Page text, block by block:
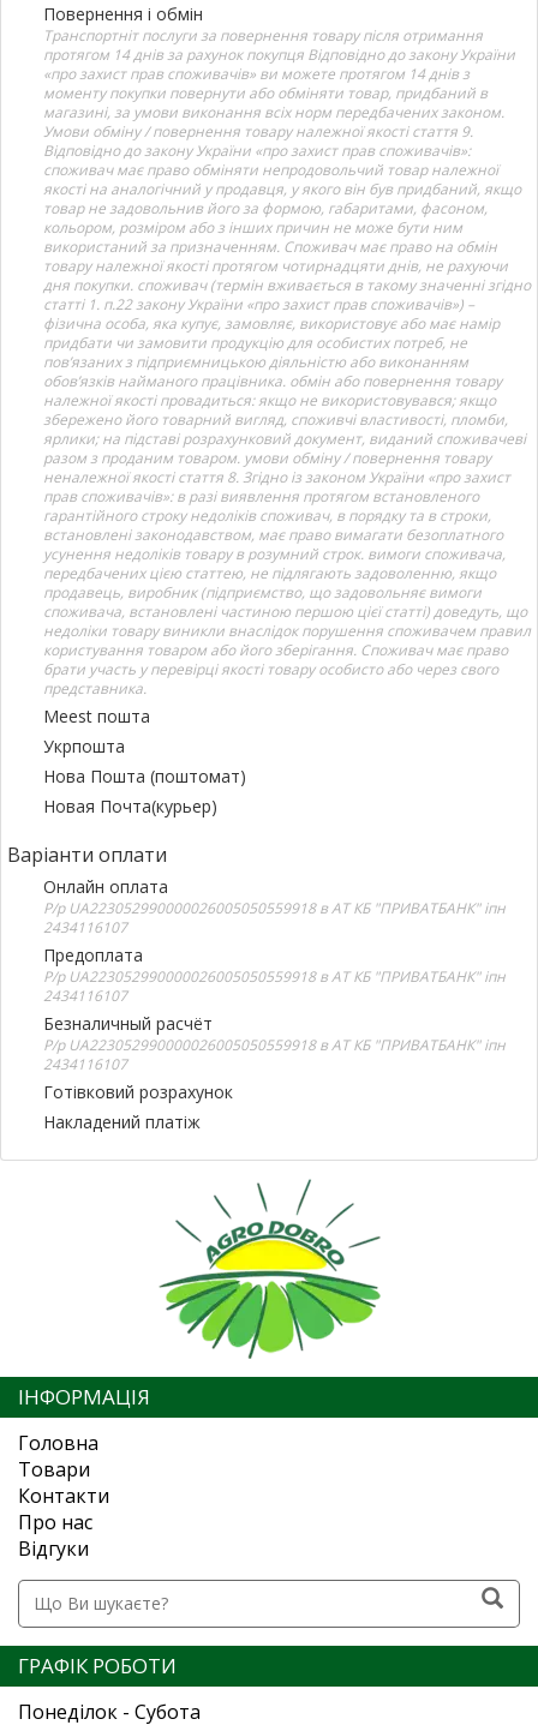
Повернення і обмін
Транспортніт послуги за повернення товару після отримання
протягом 14 днів за рахунок покупця Відповідно до закону України
«про захист прав споживачів» ви можете протягом 14 днів з
моменту покупки повернути або обміняти товар, придбаний в
магазині, за умови виконання всіх норм передбачених законом.
Умови обміну / повернення товару належної якості стаття 9.
Відповідно до закону України «про захист прав споживачів»:
споживач має право обміняти непродовольчий товар належної
якості на аналогічний у продавця, у якого він був придбаний, якщо
товар не задовольнив його за формою, габаритами, фасоном,
кольором, розміром або з інших причин не може бути ним
використаний за призначенням. Споживач має право на обмін
товару належної якості протягом чотирнадцяти днів, не рахуючи
дня покупки. споживач (термін вживається в такому значенні згідно
статті 1. п.22 закону України «про захист прав споживачів») –
фізична особа, яка купує, замовляє, використовує або має намір
придбати чи замовити продукцію для особистих потреб, не
пов’язаних з підприємницькою діяльністю або виконанням
обов’язків найманого працівника. обмін або повернення товару
належної якості провадиться: якщо не використовувався; якщо
збережено його товарний вигляд, споживчі властивості, пломби,
ярлики; на підставі розрахунковий документ, виданий споживачеві
разом з проданим товаром. умови обміну / повернення товару
неналежної якості стаття 8. Згідно із законом України «про захист
прав споживачів»: в разі виявлення протягом встановленого
гарантійного строку недоліків споживач, в порядку та в строки,
встановлені законодавством, має право вимагати безоплатного
усунення недоліків товару в розумний строк. вимоги споживача,
передбачених цією статтею, не підлягають задоволенню, якщо
продавець, виробник (підприємство, що задовольняє вимоги
споживача, встановлені частиною першою цієї статті) доведуть, що
недоліки товару виникли внаслідок порушення споживачем правил
користування товаром або його зберігання. Споживач має право
брати участь у перевірці якості товару особисто або через свого
представника.
Meest пошта
Укрпошта
Нова Пошта (поштомат)
Новая Почта(курьер)
Варіанти оплати
Онлайн оплата
Р/р UA223052990000026005050559918 в АТ КБ "ПРИВАТБАНК" іпн
2434116107
Предоплата
Р/р UA223052990000026005050559918 в АТ КБ "ПРИВАТБАНК" іпн
2434116107
Безналичный расчёт
Р/р UA223052990000026005050559918 в АТ КБ "ПРИВАТБАНК" іпн
2434116107
Готівковий розрахунок
Накладений платіж
ІНФОРМАЦІЯ
Головна
Товари
Контакти
Про нас
Відгуки
ГРАФІК РОБОТИ
Понеділок - Субота